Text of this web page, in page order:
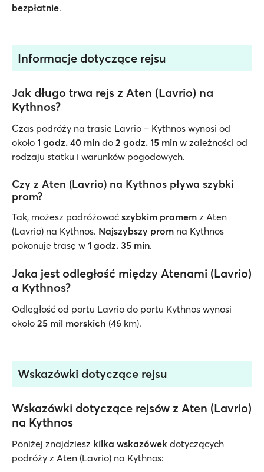
bezpłatnie.
Informacje dotyczące rejsu
Jak długo trwa rejs z Aten (Lavrio) na
Kythnos?
Czas podróży na trasie Lavrio – Kythnos wynosi od
około 1 godz. 40 min do 2 godz. 15 min w zależności od
rodzaju statku i warunków pogodowych.
Czy z Aten (Lavrio) na Kythnos pływa szybki
prom?
Tak, możesz podróżować szybkim promem z Aten
(Lavrio) na Kythnos. Najszybszy prom na Kythnos
pokonuje trasę w 1 godz. 35 min.
Jaka jest odległość między Atenami (Lavrio)
a Kythnos?
Odległość od portu Lavrio do portu Kythnos wynosi
około 25 mil morskich (46 km).
Wskazówki dotyczące rejsu
Wskazówki dotyczące rejsów z Aten (Lavrio)
na Kythnos
Poniżej znajdziesz kilka wskazówek dotyczących
podróży z Aten (Lavrio) na Kythnos: